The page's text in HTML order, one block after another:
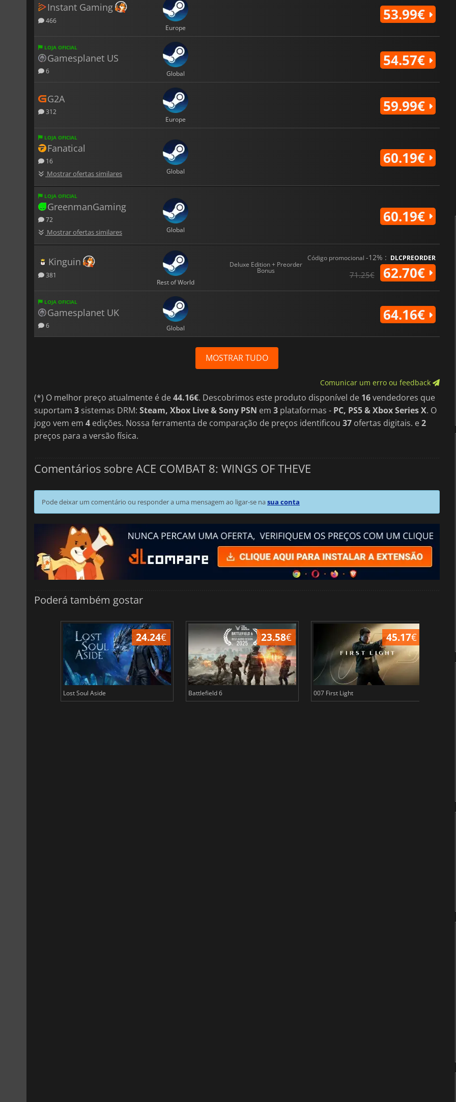
Instant Gaming
466
Europe
53.99€
LOJA OFICIAL
Gamesplanet US
6 Global
54.57€
G2A
312
Europe
59.99€
LOJA OFICIAL
Fanatical
16
Mostrar ofertas similares Global
60.19€
LOJA OFICIAL
GreenmanGaming
72
Mostrar ofertas similares Global
60.19€
Kinguin
381
Rest of World
Deluxe Edition + Preorder
Bonus
Código promocional -12% : DLCPREORDER
71.25€ 62.70€
LOJA OFICIAL
Gamesplanet UK
6 Global
64.16€
MOSTRAR TUDO
Comunicar um erro ou feedback
(*) O melhor preço atualmente é de44.16€. Descobrimos este produto disponível de 16vendedores que
suportam 3 sistemas DRM: Steam, Xbox Live & Sony PSN em 3 plataformas - PC, PS5 & Xbox Series X. O
jogo vem em 4 edições. Nossa ferramenta de comparação de preços identificou 37 ofertas digitais. e2
preços para a versão física.
Comentários sobre ACE COMBAT 8: WINGS OF THEVE
Pode deixar um comentário ou responder a uma mensagem ao ligar-se nasua conta
Poderá também gostar
24.24€
Lost Soul Aside
23.58€
Battlefield 6
45.17€
007 First Light